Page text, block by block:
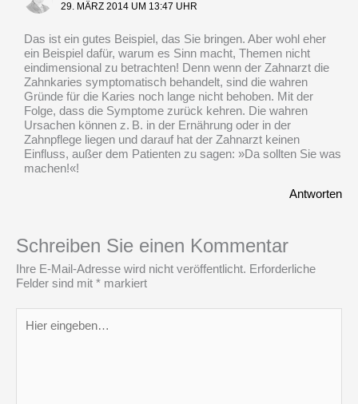
29. MÄRZ 2014 UM 13:47 UHR
Das ist ein gutes Beispiel, das Sie bringen. Aber wohl eher
ein Beispiel dafür, warum es Sinn macht, Themen nicht
eindimensional zu betrachten! Denn wenn der Zahnarzt die
Zahnkaries symptomatisch behandelt, sind die wahren
Gründe für die Karies noch lange nicht behoben. Mit der
Folge, dass die Symptome zurück kehren. Die wahren
Ursachen können z. B. in der Ernährung oder in der
Zahnpflege liegen und darauf hat der Zahnarzt keinen
Einfluss, außer dem Patienten zu sagen: »Da sollten Sie was
machen!«!
Antworten
Schreiben Sie einen Kommentar
Ihre E-Mail-Adresse wird nicht veröffentlicht. Erforderliche
Felder sind mit * markiert
eingeben…